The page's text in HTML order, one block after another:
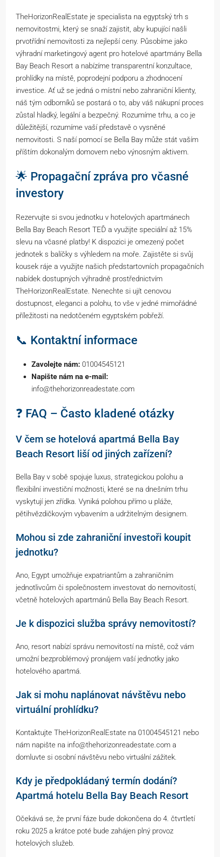
TheHorizonRealEstate je specialista na egyptský trh s
nemovitostmi, který se snaží zajistit, aby kupující našli
prvotřídní nemovitosti za nejlepší ceny. Působíme jako
výhradní marketingový agent pro hotelové apartmány Bella
Bay Beach Resort a nabízíme transparentní konzultace,
prohlídky na místě, poprodejní podporu a zhodnocení
investice. Ať už se jedná o místní nebo zahraniční klienty,
náš tým odborníků se postará o to, aby váš nákupní proces
zůstal hladký, legální a bezpečný. Rozumíme trhu, a co je
důležitější, rozumíme vaší představě o vysněné
nemovitosti. S naší pomocí se Bella Bay může stát vaším
příštím dokonalým domovem nebo výnosným aktivem.
🌟 Propagační zpráva pro včasné
investory
Rezervujte si svou jednotku v hotelových apartmánech
Bella Bay Beach Resort TEĎ a využijte speciální až 15%
slevu na včasné platby! K dispozici je omezený počet
jednotek s balíčky s výhledem na moře. Zajistěte si svůj
kousek ráje a využijte našich předstartovních propagačních
nabídek dostupných výhradně prostřednictvím
TheHorizonRealEstate. Nenechte si ujít cenovou
dostupnost, eleganci a polohu, to vše v jedné mimořádné
příležitosti na nedotčeném egyptském pobřeží.
📞 Kontaktní informace
Zavolejte nám: 01004545121
Napište nám na e-mail:
info@thehorizonreadestate.com
❓ FAQ – Často kladené otázky
V čem se hotelová apartmá Bella Bay
Beach Resort liší od jiných zařízení?
Bella Bay v sobě spojuje luxus, strategickou polohu a
flexibilní investiční možnosti, které se na dnešním trhu
vyskytují jen zřídka. Vyniká polohou přímo u pláže,
pětihvězdičkovým vybavením a udržitelným designem.
Mohou si zde zahraniční investoři koupit
jednotku?
Ano, Egypt umožňuje expatriantům a zahraničním
jednotlivcům či společnostem investovat do nemovitostí,
včetně hotelových apartmánů Bella Bay Beach Resort.
Je k dispozici služba správy nemovitostí?
Ano, resort nabízí správu nemovitostí na místě, což vám
umožní bezproblémový pronájem vaší jednotky jako
hotelového apartmá.
Jak si mohu naplánovat návštěvu nebo
virtuální prohlídku?
Kontaktujte TheHorizonRealEstate na 01004545121 nebo
nám napište na info@thehorizonreadestate.com a
domluvte si osobní návštěvu nebo virtuální zážitek.
Kdy je předpokládaný termín dodání?
Apartmá hotelu Bella Bay Beach Resort
Očekává se, že první fáze bude dokončena do 4. čtvrtletí
roku 2025 a krátce poté bude zahájen plný provoz
hotelových služeb.